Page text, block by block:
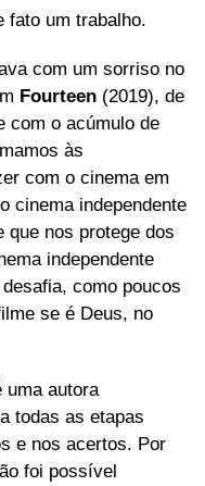
fato um trabalho.
com um sorriso no
Fourteen (2019), de
com o acúmulo de
às
com o cinema em
cinema independente
que nos protege dos
independente
como poucos
se é Deus, no
uma autora
todas as etapas
e nos acertos. Por
foi possível